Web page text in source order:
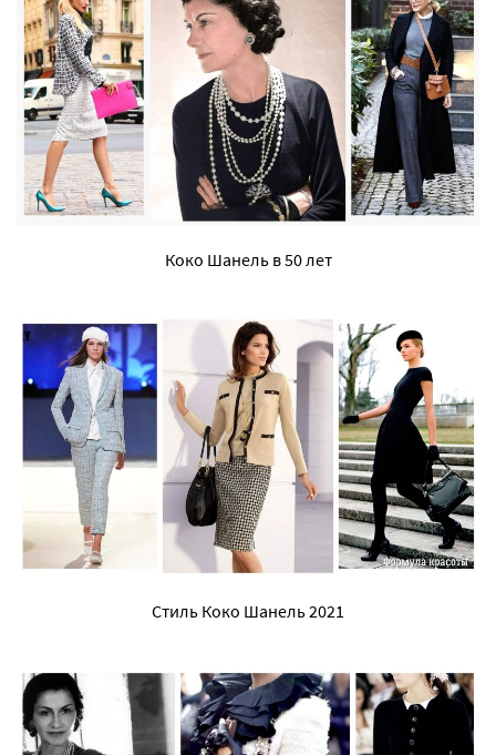
Коко Шанель в 50 лет
Стиль Коко Шанель 2021